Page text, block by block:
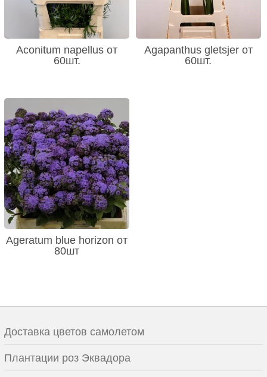
Aconitum napellus от
60шт.
Agapanthus gletsjer от
60шт.
Ageratum blue horizon от
80шт
Доставка цветов самолетом
Плантации роз Эквадора